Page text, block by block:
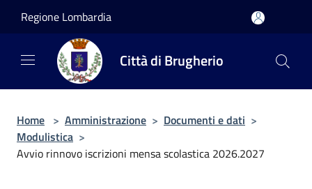
Regione Lombardia
Città di Brugherio
Home > Amministrazione > Documenti e dati >
Modulistica >
Avvio rinnovo iscrizioni mensa scolastica 2026.2027